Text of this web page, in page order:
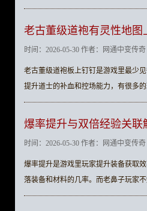
老古董级道袍有灵性地图
时间：2026-05-30 作者：网通中变传奇
老古董级道袍板上钉钉是游戏里最少
提升道士的补血和控场能力，有很多
爆率提升与双倍经验关
时间：2026-05-30 作者：网通中变传奇
爆率提升是游戏里玩家提升装备获取
落装备和材料的几率。而老鼻子玩家